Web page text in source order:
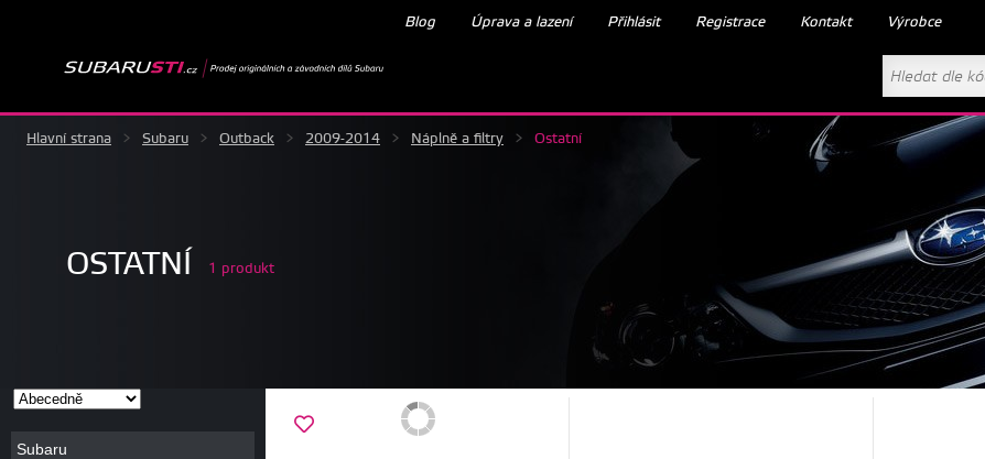
Blog Úprava a lazení Přihlásit Registrace Kontakt Výrobce
Hlavní strana > Subaru > Outback > 2009-2014 > Náplně a filtry > Ostatní
OSTATNÍ 1 produkt
Subaru